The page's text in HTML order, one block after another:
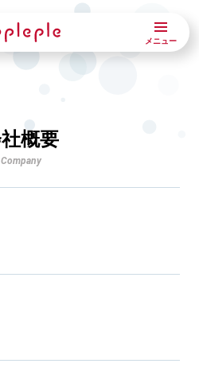
メニュー
概要
Company